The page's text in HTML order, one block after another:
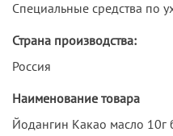
Специальные средства по
Страна производства:
Россия
Наименование товара
Йодангин Какао масло 10г